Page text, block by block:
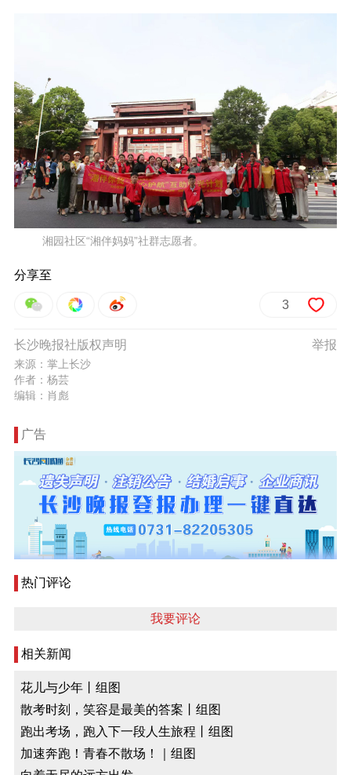
湘园社区“湘伴妈妈”社群志愿者。
分享至
3
举报
长沙晚报社版权声明
来源：掌上长沙
作者：杨芸
编辑：肖彪
广告
热门评论
我要评论
相关新闻
花儿与少年丨组图
散考时刻，笑容是最美的答案丨组图
跑出考场，跑入下一段人生旅程丨组图
加速奔跑！青春不散场！｜组图